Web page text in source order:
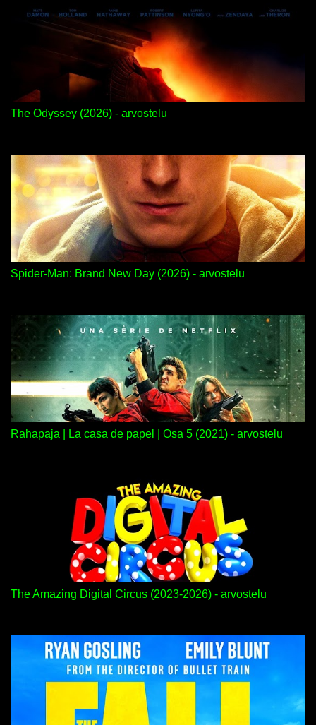
The Odyssey (2026) - arvostelu
Spider-Man: Brand New Day (2026) - arvostelu
Rahapaja | La casa de papel | Osa 5 (2021) - arvostelu
The Amazing Digital Circus (2023-2026) - arvostelu